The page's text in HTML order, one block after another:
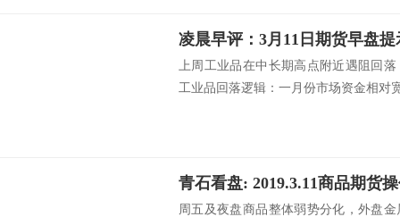
凌晨早评：3月11日期货早盘提
上周工业品在中长期高点附近遇阻回
工业品回落逻辑：一月份市场资金相对
青石看盘: 2019.3.11商品期货
周五及夜盘商品整体弱势分化，外盘